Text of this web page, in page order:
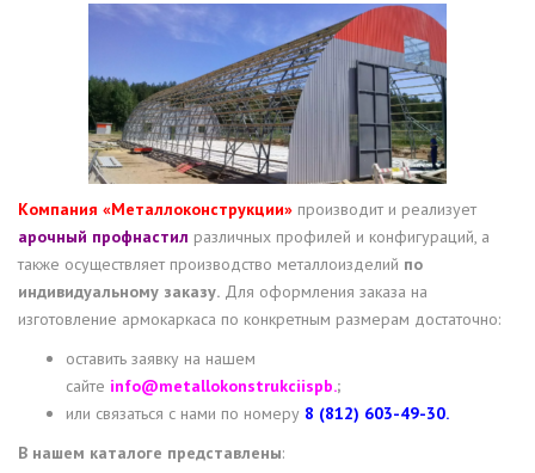
Компания «Металлоконструкции» производит и реализует
арочный профнастил различных профилей и конфигураций, а
также осуществляет производство металлоизделий по
индивидуальному заказу. Для оформления заказа на
изготовление армокаркаса по конкретным размерам достаточно:
оставить заявку на нашем
сайте info@metallokonstrukciispb.;
или связаться с нами по номеру 8 (812) 603-49-30.
В нашем каталоге представлены: